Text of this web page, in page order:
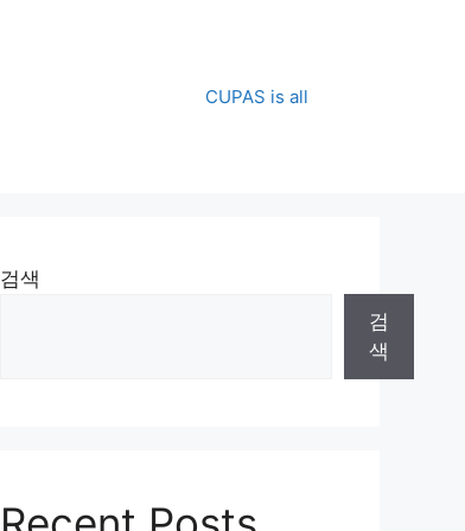
CUPAS is all
검색
검
색